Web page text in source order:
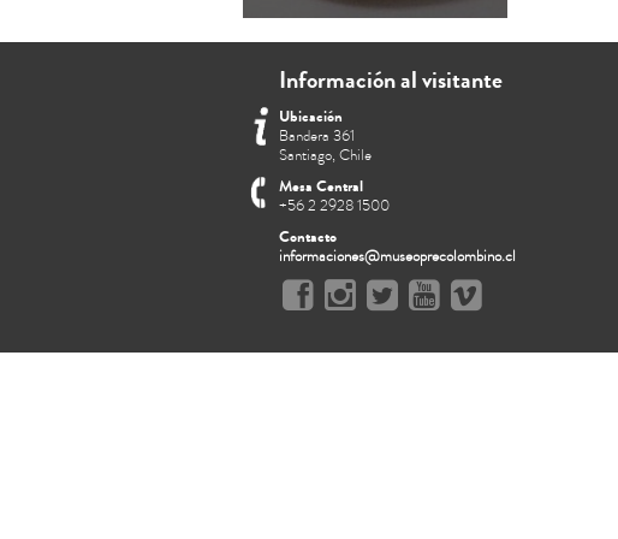
Información al visitante
Ubicación
Bandera 361
Santiago, Chile
Mesa Central
+56 2 2928 1500
Contacto
informaciones@museoprecolombino.cl